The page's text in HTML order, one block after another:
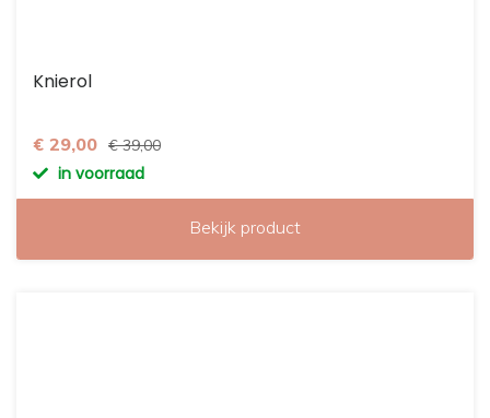
Knierol
€ 29,00 € 39,00
in voorraad
Bekijk product